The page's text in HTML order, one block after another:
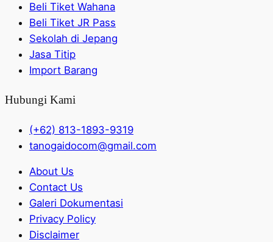
Beli Tiket Wahana
Beli Tiket JR Pass
Sekolah di Jepang
Jasa Titip
Import Barang
Hubungi Kami
(+62) 813-1893-9319
tanogaidocom@gmail.com
About Us
Contact Us
Galeri Dokumentasi
Privacy Policy
Disclaimer